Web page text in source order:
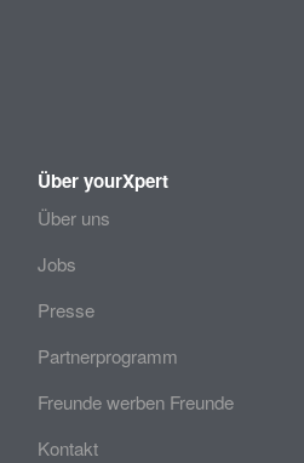
Über yourXpert
Über uns
Jobs
Presse
Partnerprogramm
Freunde werben Freunde
Kontakt